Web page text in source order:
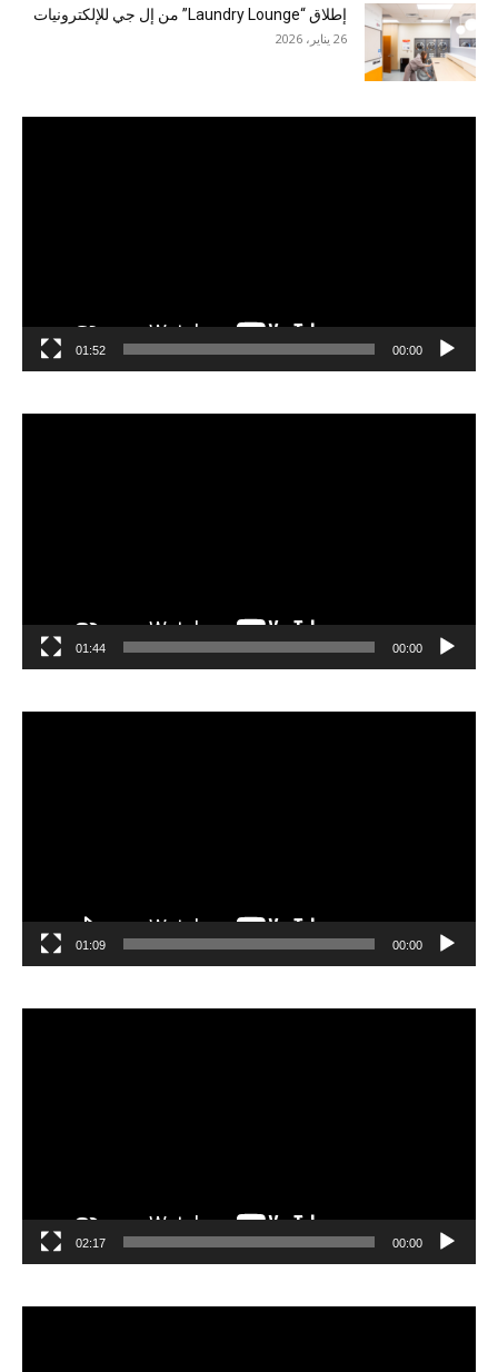
إطلاق “Laundry Lounge” من إل جي للإلكترونيات
26 يناير، 2026
00:00
01:52
00:00
01:44
00:00
01:09
00:00
02:17